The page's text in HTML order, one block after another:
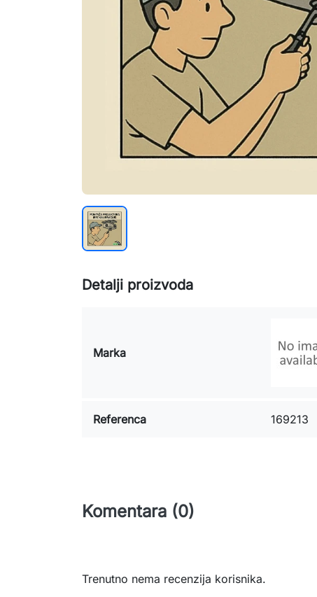
Detalji proizvoda
Marka
Referenca 169213
Komentara (0)
Trenutno nema recenzija korisnika.